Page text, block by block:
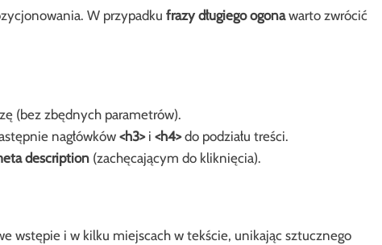
W przypadku frazy długiego ogonawarto zwrócić
(bez zbędnych parametrów).
nagłówków<h3>i <h4>do podziału treści.
description(zachęcającym do kliknięcia).
wstępie i w kilku miejscach w tekście, unikając sztucznego